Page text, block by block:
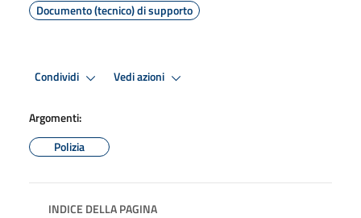
Documento (tecnico) di supporto
Condividi Vedi azioni
Argomenti:
Polizia
INDICE DELLA PAGINA